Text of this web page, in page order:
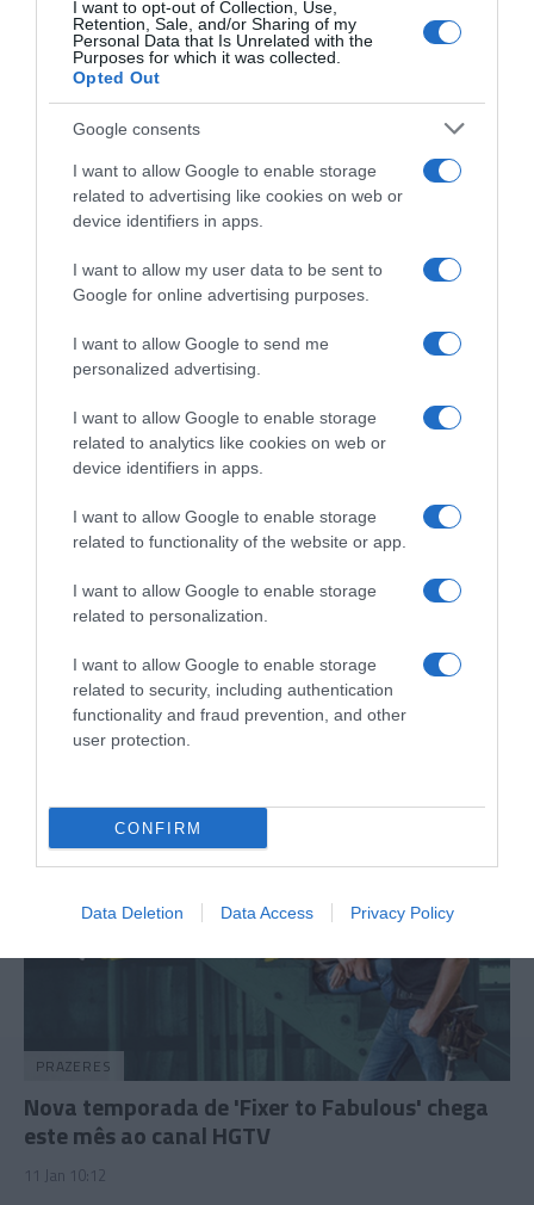
I want to opt-out of Collection, Use,
Retention, Sale, and/or Sharing of my
Personal Data that Is Unrelated with the
Purposes for which it was collected.
Opted Out
Google consents
I want to allow Google to enable storage
related to advertising like cookies on web or
device identifiers in apps.
I want to allow my user data to be sent to
Google for online advertising purposes.
I want to allow Google to send me
personalized advertising.
I want to allow Google to enable storage
related to analytics like cookies on web or
device identifiers in apps.
I want to allow Google to enable storage
related to functionality of the website or app.
I want to allow Google to enable storage
related to personalization.
I want to allow Google to enable storage
related to security, including authentication
functionality and fraud prevention, and other
user protection.
CONFIRM
Data Deletion Data Access Privacy Policy
PRAZERES
9 Jan 16:15
PRAZERES
Canal 'Casa e Cozinha' registou em 2023 o seu
melhor ano de sempre
8 Jan 12:41
PRAZERES
Nova temporada de 'Fixer to Fabulous' chega
este mês ao canal HGTV
11 Jan 10:12